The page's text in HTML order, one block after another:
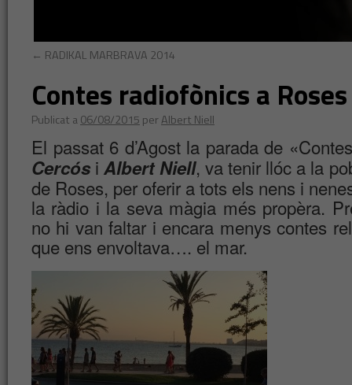
← RADIKAL MARBRAVA 2014
Contes radiofònics a Roses
Publicat a06/08/2015 perAlbert Niell
El passat 6 d’Agost la parada de
Cercós iAlbert Niell, va tenir llóc a la
de Roses, per oferir a tots els nens i
la ràdio i la seva màgia més propèra.
no hi van faltar i encara menys contes
que ens envoltava…. el mar.